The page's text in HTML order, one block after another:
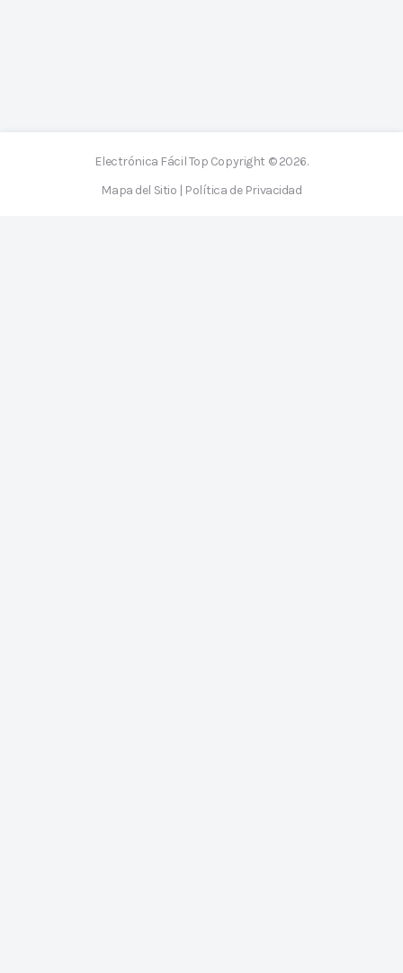
Electrónica Fácil Top Copyright © 2026.
Mapa del Sitio | Política de Privacidad